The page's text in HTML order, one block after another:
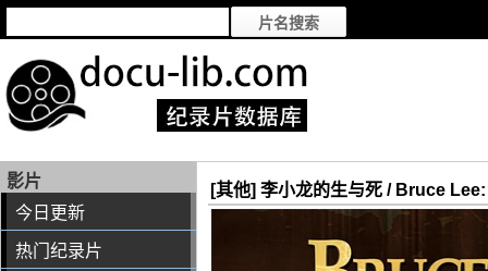
影片
今日更新
热门纪录片
[其他] 李小龙的生与死 / Bruce